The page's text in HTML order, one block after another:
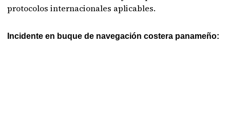
protocolos internacionales aplicables.
Incidente en buque de navegación costera panameño: